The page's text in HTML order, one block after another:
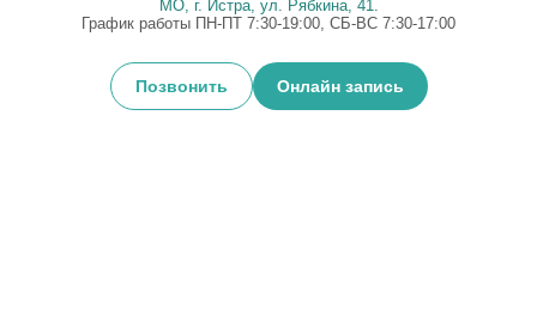
МО, г. Истра, ул. Рябкина, 41.
График работы ПН-ПТ 7:30-19:00, СБ-ВС 7:30-17:00
Позвонить Онлайн запись